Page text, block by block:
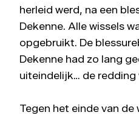
herleid werd, na een
Dekenne. Alle wissels
opgebruikt. De
Dekenne had zo lang
uiteindelijk… de redding
Tegen het einde van